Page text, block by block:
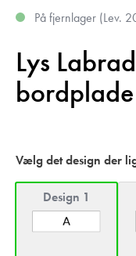
På fjernlager (Lev.
Lys
Vælg det design der
Design 1